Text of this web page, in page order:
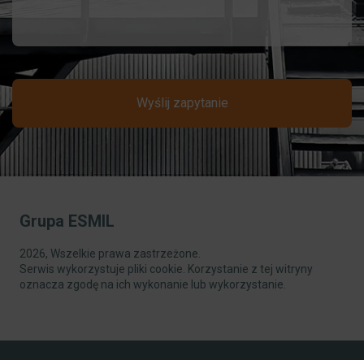
Wyślij zapytanie
Grupa ESMIL
2026, Wszelkie prawa zastrzeżone.
Serwis wykorzystuje pliki cookie. Korzystanie z tej witryny
oznacza zgodę na ich wykonanie lub wykorzystanie.